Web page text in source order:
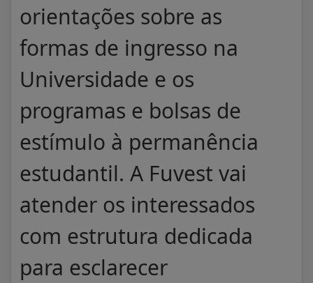
orientações sobre as
formas de ingresso na
Universidade e os
programas e bolsas de
estímulo à permanência
estudantil. A Fuvest vai
atender os interessados
com estrutura dedicada
para esclarecer